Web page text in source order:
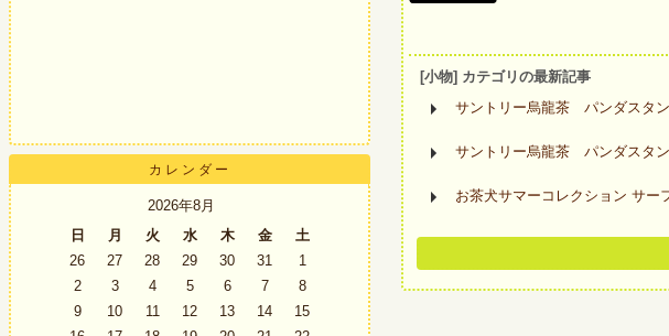
カレンダー
2026年8月
日
月 火 水 木 金
土
26
27 28 29 30 31
1
2
3 4 5 6 7
8
9
10 11 12 13 14
15
[小物] カテゴリの最新記事
サントリー烏龍茶 パンダスタ
サントリー烏龍茶 パンダスタ
お茶犬サマーコレクション サー